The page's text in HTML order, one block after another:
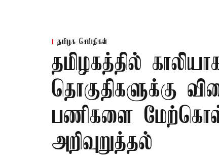
தமிழக செய்திகள்
தமிழகத்தில்
தொகுதிகளுக்கு
பணிகளை
அறிவுறுத்தல்